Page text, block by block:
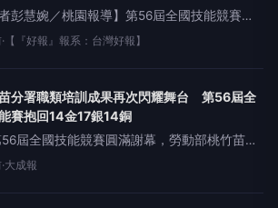
者彭慧婉／桃園報導】第56屆全國技能競賽於8
圓滿落幕，勞動部勞動力發展署桃竹苗分署共
銀、14銅，充分展現桃竹苗分署長期投
· 【『好報』報系：台灣好報】
分署職類培訓成果再次閃耀舞台 第56屆全
賽抱回14金17銀14銅
屆全國技能競賽圓滿謝幕，勞動部桃竹苗分
家仁(中)與培訓選手於頒獎典禮合影。(圖／
國技能競賽於8月2日圓滿落幕，勞動部勞動
·大成報